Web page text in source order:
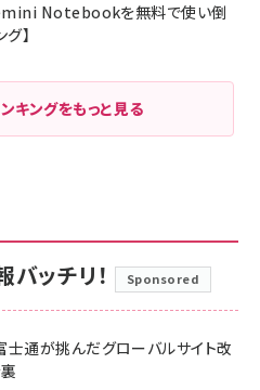
Notebookを無料で使い倒
】
キングをもっと見る
ッチリ！ Sponsored
通が挑んだグローバルサイト改